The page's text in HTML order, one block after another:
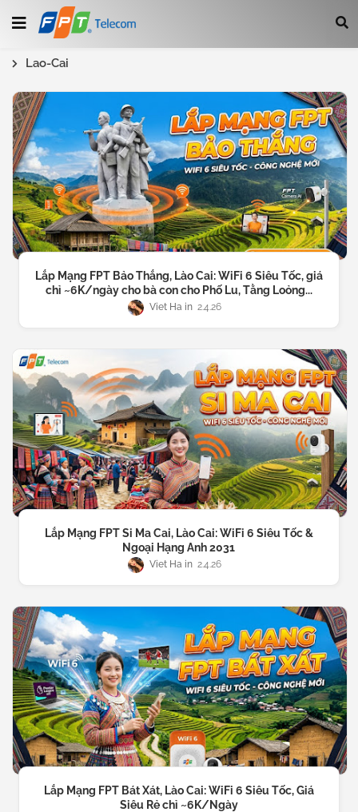
Lao-Cai
Lắp Mạng FPT Bảo Thắng, Lào Cai: WiFi 6 Siêu Tốc, giá
chỉ ~6K/ngày cho bà con cho Phố Lu, Tằng Loỏng...
Viet Ha 2.4.26
Lắp Mạng FPT Si Ma Cai, Lào Cai: WiFi 6 Siêu Tốc &
Ngoại Hạng Anh 2031
Viet Ha 2.4.26
Lắp Mạng FPT Bát Xát, Lào Cai: WiFi 6 Siêu Tốc, Giá
Siêu Rẻ chỉ ~6K/Ngày